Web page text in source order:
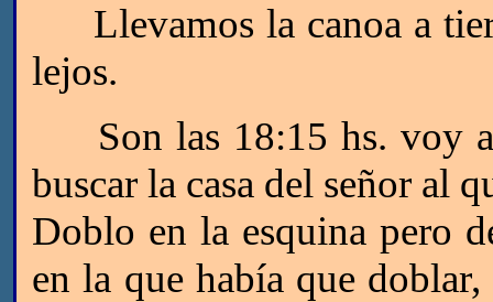
Llevamos la canoa a
lejos.
Son las 18:15 hs. voy a
buscar la casa del señor al
Doblo en la esquina pero
en la que había que